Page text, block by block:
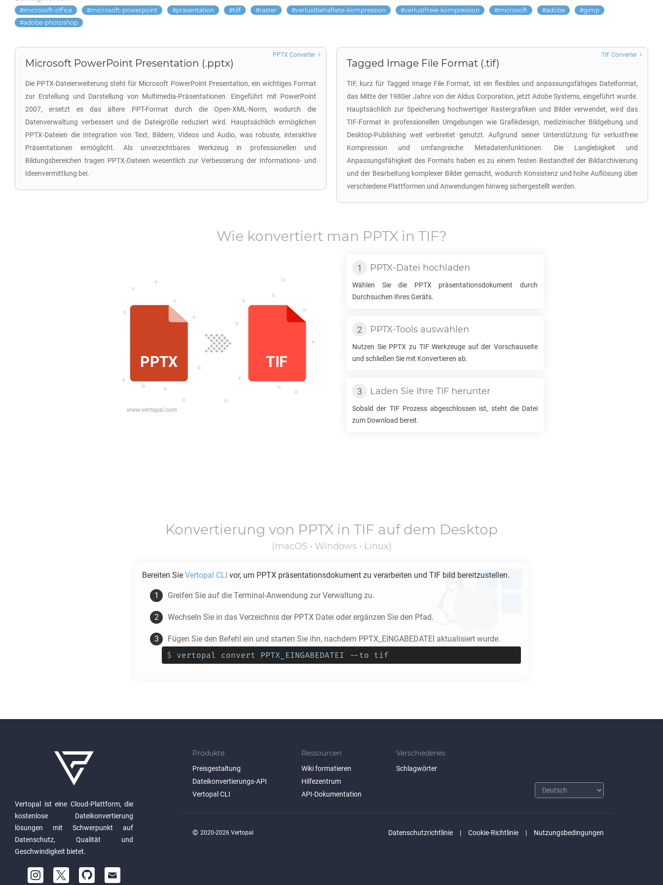
microsoft-office microsoft-powerpoint präsentation tiff raster verlustbehaftete-kompression verlustfreie-kompression microsoft adobe
gimp
adobe-photoshop
Microsoft PowerPoint Presentation (.pptx)
Die PPTX-Dateierweiterung steht für Microsoft PowerPoint Presentation, ein wichtiges Format
zur Erstellung und Darstellung von Multimedia-Präsentationen. Eingeführt mit PowerPoint
2007, ersetzt es das ältere PPT-Format durch die Open-XML-Norm, wodurch die
Datenverwaltung verbessert und die Dateigröße reduziert wird. Hauptsächlich ermöglichen
PPTX-Dateien die Integration von Text, Bildern, Videos und Audio, was robuste, interaktive
Präsentationen ermöglicht. Als unverzichtbares Werkzeug in professionellen und
Bildungsbereichen tragen PPTX-Dateien wesentlich zur Verbesserung der Informations- und
Ideenvermittlung bei.
PPTX Converter
Tagged Image File Format (.tif)
TIF, kurz für Tagged Image File Format, ist ein flexibles und anpassungsfähiges Dateiformat,
das Mitte der 1980er Jahre von der Aldus Corporation, jetzt Adobe Systems, eingeführt wurde.
Hauptsächlich zur Speicherung hochwertiger Rastergrafiken und Bilder verwendet, wird das
TIF-Format in professionellen Umgebungen wie Grafikdesign, medizinischer Bildgebung und
Desktop-Publishing weit verbreitet genutzt. Aufgrund seiner Unterstützung für verlustfreie
Kompression und umfangreiche Metadatenfunktionen. Die Langlebigkeit und
Anpassungsfähigkeit des Formats haben es zu einem festen Bestandteil der Bildarchivierung
und der Bearbeitung komplexer Bilder gemacht, wodurch Konsistenz und hohe Auflösung über
verschiedene Plattformen und Anwendungen hinweg sichergestellt werden.
TIF Converter
Wie konvertiert man PPTXin TIF?
PPTX-Datei hochladen
Wählen Sie die PPTX präsentationsdokument durch
Durchsuchen Ihres Geräts.
PPTX-Tools auswählen
Nutzen Sie PPTX zu TIFWerkzeuge auf der Vorschauseite
und schließen Sie mit Konvertieren ab.
Laden Sie Ihre TIF herunter
Sobald der TIFProzess abgeschlossen ist, steht die Datei
zum Download bereit.
Konvertierung von PPTX in TIF auf dem Desktop
(macOS • Windows • Linux)
Bereiten Sie Vertopal CLI vor, um PPTX präsentationsdokument zu verarbeiten und TIF bild bereitzustellen.
Greifen Sie auf die Terminal-Anwendung zur Verwaltung zu.
Wechseln Sie in das Verzeichnis der PPTX Datei oder ergänzen Sie den Pfad.
Fügen Sie den Befehl ein und starten Sie ihn, nachdem PPTX_EINGABEDATEI aktualisiert wurde.
$ vertopal convert PPTX_EINGABEDATEI --to tif
Vertopal ist eine Cloud-Plattform, die
kostenlose Dateikonvertierung
lösungen mit Schwerpunkt auf
Datenschutz, Qualität und
Geschwindigkeit bietet.
Produkte
Preisgestaltung
Dateikonvertierungs-API
Vertopal CLI
Ressourcen
Wiki formatieren
Hilfezentrum
API-Dokumentation
Verschiedenes
Schlagwörter
Datenschutzrichtlinie Cookie-Richtlinie Nutzungsbedingungen
© 2020-2026 Vertopal